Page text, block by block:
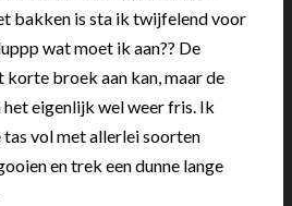
bakken is sta ik twijfelend voor
wat moet ik aan?? De
broek aan kan, maar de
het eigenlijk wel weer fris. Ik
vol met allerlei soorten
en trek een dunne lange